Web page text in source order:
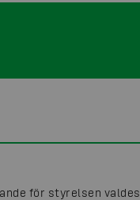
för styrelsen valdes